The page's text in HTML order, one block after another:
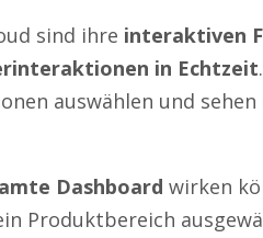
sind ihre interaktiven
in Echtzeit
auswählen und
Dashboard wirken
Produktbereich